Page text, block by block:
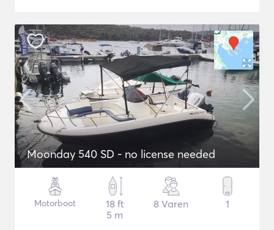
Moonday 540 SD - no license needed
Motorboot
18 ft
5 m
8 Varen 1